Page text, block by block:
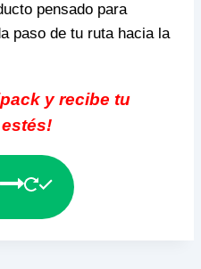
pensado para
paso de tu ruta hacia la
y recibe tu